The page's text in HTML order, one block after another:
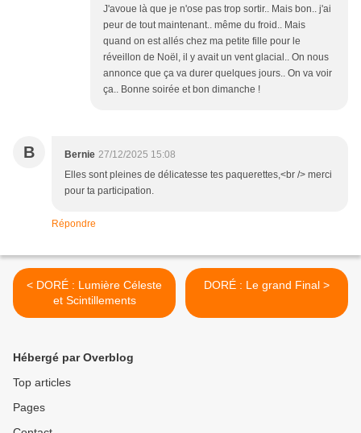
J'avoue là que je n'ose pas trop sortir.. Mais bon.. j'ai
peur de tout maintenant.. même du froid.. Mais
quand on est allés chez ma petite fille pour le
réveillon de Noël, il y avait un vent glacial.. On nous
annonce que ça va durer quelques jours.. On va voir
ça.. Bonne soirée et bon dimanche !
B Bernie 27/12/2025 15:08
Elles sont pleines de délicatesse tes paquerettes,<br /> merci
pour ta participation.
Répondre
< DORÉ : Lumière Céleste
et Scintillements
DORÉ : Le grand Final >
Hébergé par Overblog
Top articles
Pages